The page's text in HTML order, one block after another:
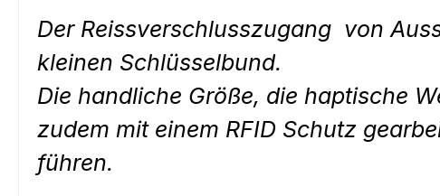
Der Reissverschlusszugang von
kleinen Schlüsselbund.
Die handliche Größe, die haptische
zudem mit einem RFID Schutz
führen.